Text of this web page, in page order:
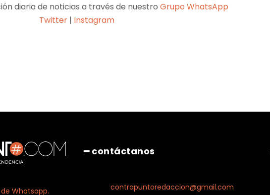
diaria de noticias a través de nuestroGrupo WhatsApp
Twitter | Instagram
Whatsapp.
━ contáctanos
contrapuntoredaccion@gmail.com